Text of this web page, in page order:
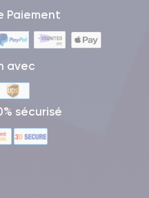
Paiement
avec
sécurisé